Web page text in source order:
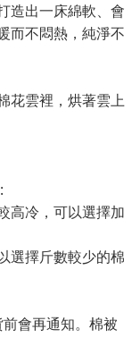
造出一床綿軟、會
而不悶熱，純淨不
花雲裡，烘著雲上
高冷，可以選擇加
選擇斤數較少的棉
會再通知。棉被